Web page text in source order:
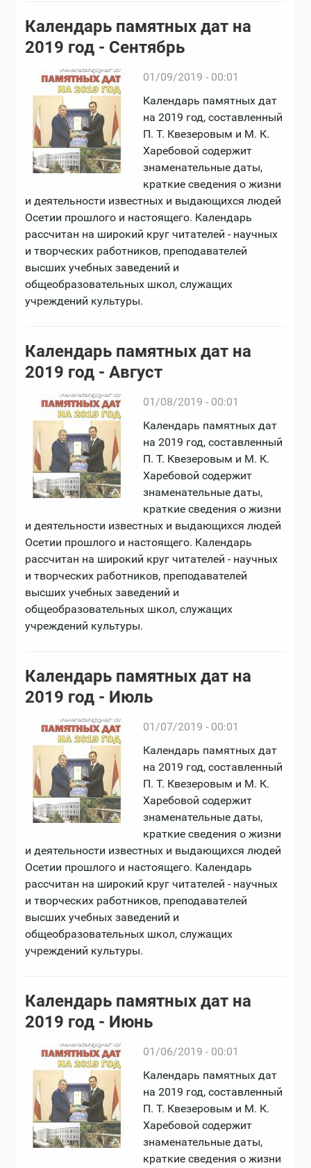
Календарь памятных дат на
2019 год - Сентябрь
01/09/2019 - 00:01
Календарь памятных дат
на 2019 год, составленный
П. Т. Квезеровым и М. К.
Харебовой содержит
знаменательные даты,
краткие сведения о жизни
и деятельности известных и выдающихся людей
Осетии прошлого и настоящего. Календарь
рассчитан на широкий круг читателей - научных
и творческих работников, преподавателей
высших учебных заведений и
общеобразовательных школ, служащих
учреждений культуры.
Календарь памятных дат на
2019 год - Август
01/08/2019 - 00:01
Календарь памятных дат
на 2019 год, составленный
П. Т. Квезеровым и М. К.
Харебовой содержит
знаменательные даты,
краткие сведения о жизни
и деятельности известных и выдающихся людей
Осетии прошлого и настоящего. Календарь
рассчитан на широкий круг читателей - научных
и творческих работников, преподавателей
высших учебных заведений и
общеобразовательных школ, служащих
учреждений культуры.
Календарь памятных дат на
2019 год - Июль
01/07/2019 - 00:01
Календарь памятных дат
на 2019 год, составленный
П. Т. Квезеровым и М. К.
Харебовой содержит
знаменательные даты,
краткие сведения о жизни
и деятельности известных и выдающихся людей
Осетии прошлого и настоящего. Календарь
рассчитан на широкий круг читателей - научных
и творческих работников, преподавателей
высших учебных заведений и
общеобразовательных школ, служащих
учреждений культуры.
Календарь памятных дат на
2019 год - Июнь
01/06/2019 - 00:01
Календарь памятных дат
на 2019 год, составленный
П. Т. Квезеровым и М. К.
Харебовой содержит
знаменательные даты,
краткие сведения о жизни